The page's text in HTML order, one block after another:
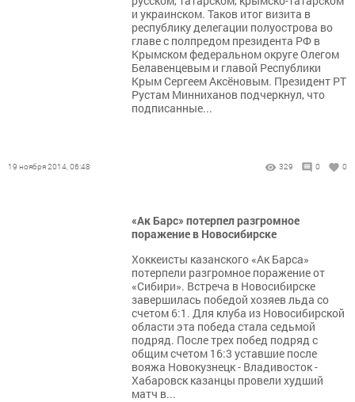
и украинском. Таков итог визита в
республику делегации полуострова во
главе с полпредом президента РФ в
Крымском федеральном округе Олегом
Белавенцевым и главой Республики
Крым Сергеем Аксёновым. Президент РТ
Рустам Минниханов подчеркнул, что
подписанные...
19 ноября 2014, 06:48 329 0 0
«Ак Барс» потерпел разгромное
поражение в Новосибирске
Хоккеисты казанского «Ак Барса»
потерпели разгромное поражение от
«Сибири». Встреча в Новосибирске
завершилась победой хозяев льда со
счетом 6:1. Для клуба из Новосибирской
области эта победа стала седьмой
подряд. После трех побед подряд с
общим счетом 16:3 уставшие после
вояжа Новокузнецк - Владивосток -
Хабаровск казанцы провели худший
матч в...